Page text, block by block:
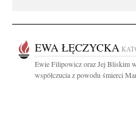
EWA ŁĘCZYCKA
Ewie Filipowicz oraz Jej Bliskim
współczucia z powodu śmierci